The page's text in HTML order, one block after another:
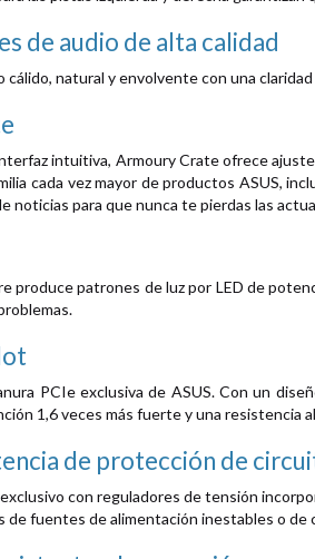
de audio de alta calidad
cálido, natural y envolvente con una
intuitiva, Armoury Crate ofrece
cada vez mayor de productos ASUS,
noticias para que nunca te pierdas las
produce patrones de luz por LED de
PCIe exclusiva de ASUS. Con un
1,6 veces más fuerte y una resistencia
de protección de
con reguladores de tensión
fuentes de alimentación inestables o de